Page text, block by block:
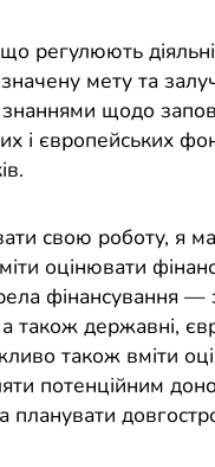
регулюють
мету та
знаннями щодо
і європейських
свою роботу, я
оцінювати
фінансування —
також державні,
також вміти
потенційним
планувати